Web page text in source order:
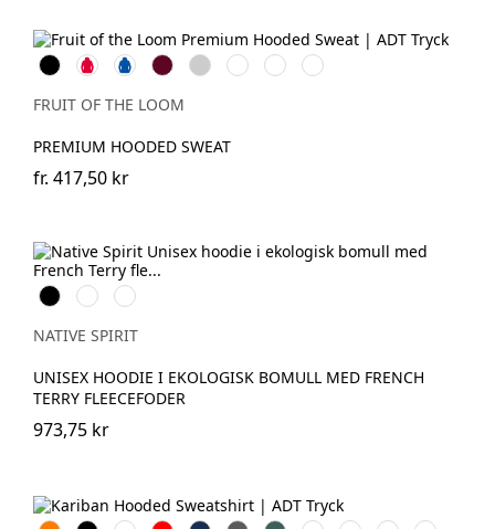
BlackRed
Royal
Blue
BurgundyHeather
Grey
Deep
Navy
Classic
Olive
Charcoal
(Solid)
FRUIT OF THE LOOM
PREMIUM HOODED SWEAT
fr. 417,50 kr
Svart Ivory Navy
Blue
NATIVE SPIRIT
UNISEX HOODIE I EKOLOGISK BOMULL MED FRENCH
TERRY FLEECEFODER
973,75 kr